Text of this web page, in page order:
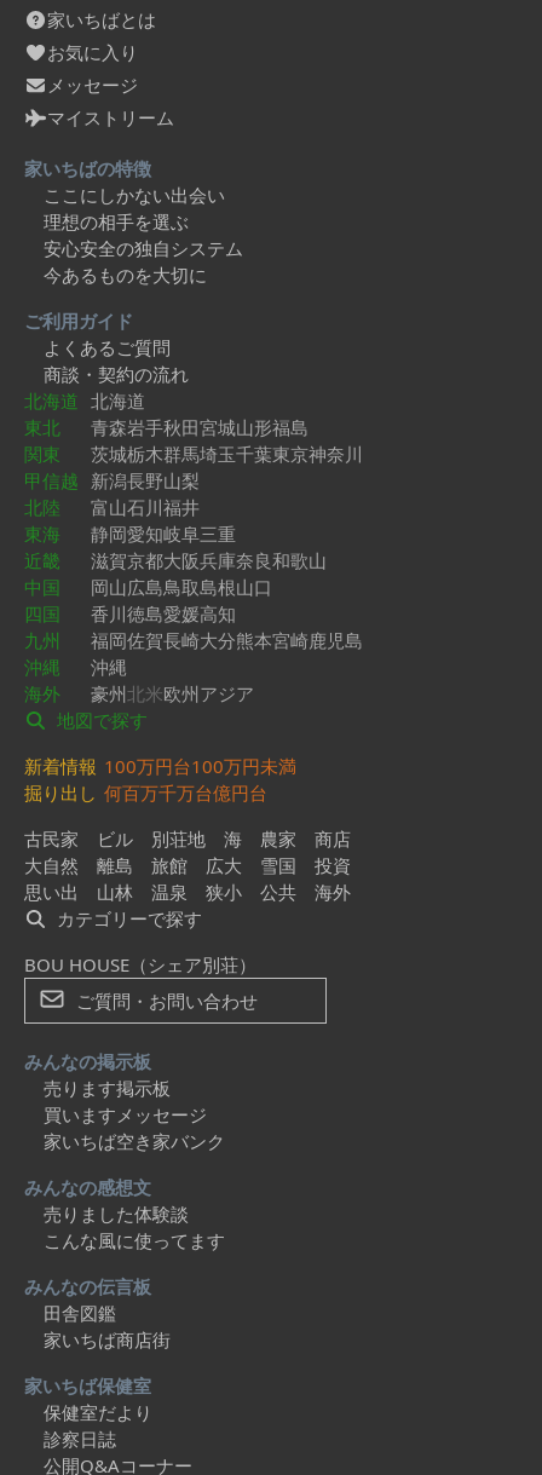
家いちばとは
お気に入り
メッセージ
マイストリーム
家いちばの特徴
ここにしかない出会い
理想の相手を選ぶ
安心安全の独自システム
今あるものを大切に
ご利用ガイド
よくあるご質問
商談・契約の流れ
北海道 北海道
東北
青森岩手秋田宮城山形福島
関東
茨城栃木群馬埼玉千葉東京神奈川
甲信越 新潟長野山梨
北陸
富山石川福井
東海
静岡愛知岐阜三重
近畿
滋賀京都大阪兵庫奈良和歌山
中国
岡山広島鳥取島根山口
四国
香川徳島愛媛高知
九州
福岡佐賀長崎大分熊本宮崎鹿児島
沖縄
沖縄
海外
豪州北米欧州アジア
地図で探す
新着情報 100万円台100万円未満
掘り出し 何百万千万台億円台
古民家
ビル 別荘地 海 農家
商店
大自然
離島 旅館 広大 雪国
投資
思い出
山林 温泉 狭小 公共
海外
カテゴリーで探す
BOU HOUSE（シェア別荘）
ご質問・お問い合わせ
みんなの掲示板
売ります掲示板
買いますメッセージ
家いちば空き家バンク
みんなの感想文
売りました体験談
こんな風に使ってます
みんなの伝言板
田舎図鑑
家いちば商店街
家いちば保健室
保健室だより
診察日誌
公開Q&Aコーナー